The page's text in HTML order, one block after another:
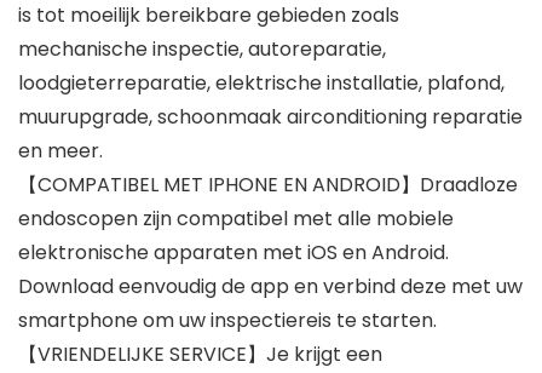
is tot moeilijk bereikbare gebieden zoals
mechanische inspectie, autoreparatie,
loodgieterreparatie, elektrische installatie, plafond,
muurupgrade, schoonmaak airconditioning reparatie
en meer.
【COMPATIBEL MET IPHONE EN ANDROID】Draadloze
endoscopen zijn compatibel met alle mobiele
elektronische apparaten met iOS en Android.
Download eenvoudig de app en verbind deze met uw
smartphone om uw inspectiereis te starten.
【VRIENDELIJKE SERVICE】Je krijgt een